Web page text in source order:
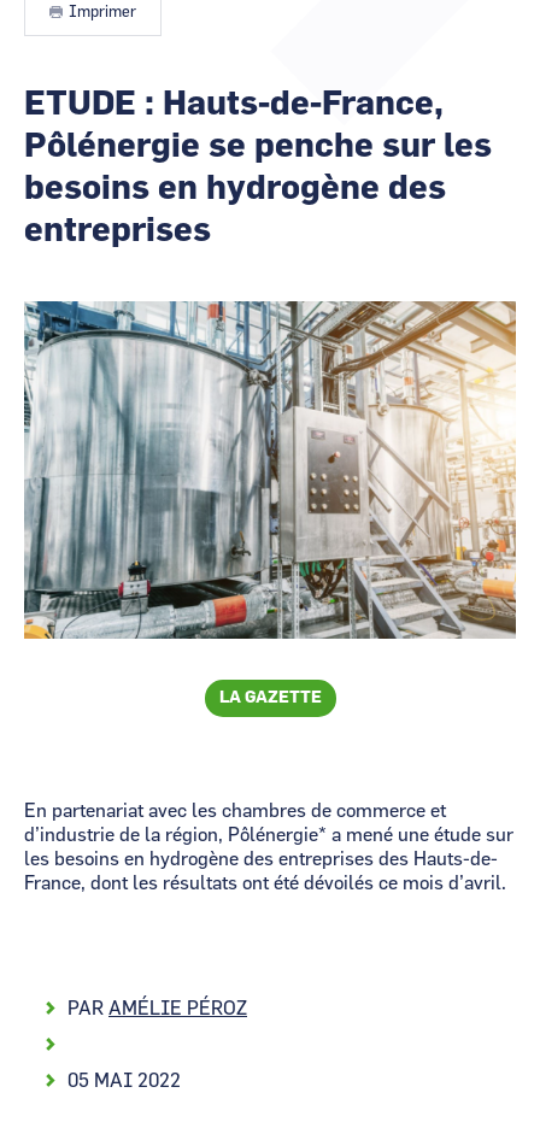
Pays de la Loire
Pays de la Loire
Imprimer
ETUDE : Hauts-de-France,
Pôlénergie se penche sur les
besoins en hydrogène des
entreprises
Image
LA GAZETTE
En partenariat avec les chambres de commerce et
d’industrie de la région, Pôlénergie* a mené une étude sur
les besoins en hydrogène des entreprises des Hauts-de-
France, dont les résultats ont été dévoilés ce mois d’avril.
PAR AMÉLIE PÉROZ
05 MAI 2022